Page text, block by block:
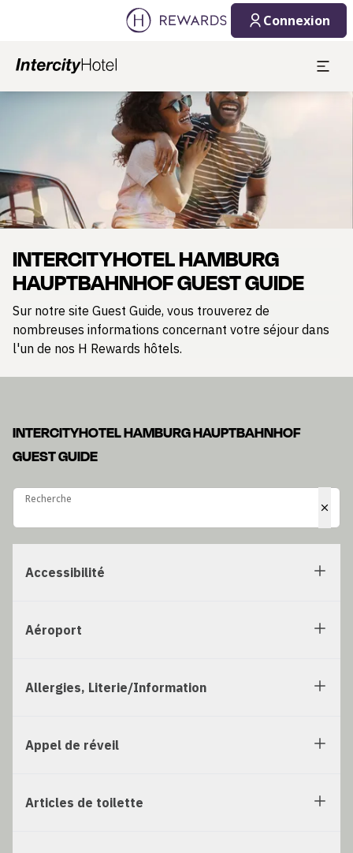
Connexion
Diapositive 1 de 1
INTERCITYHOTEL HAMBURG
HAUPTBAHNHOF GUEST GUIDE
Sur notre site Guest Guide, vous trouverez de
nombreuses informations concernant votre séjour dans
l'un de nos H Rewards hôtels.
INTERCITYHOTEL HAMBURG HAUPTBAHNHOF
GUEST GUIDE
Recherche
Recherche
Accessibilité
Aéroport
Allergies, Literie/Information
Appel de réveil
Articles de toilette